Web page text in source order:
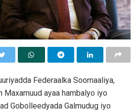
Federaalka Soomaaliya,
Maxamuud ayaa hambalyo iyo
Gobolleedyada Galmudug iyo